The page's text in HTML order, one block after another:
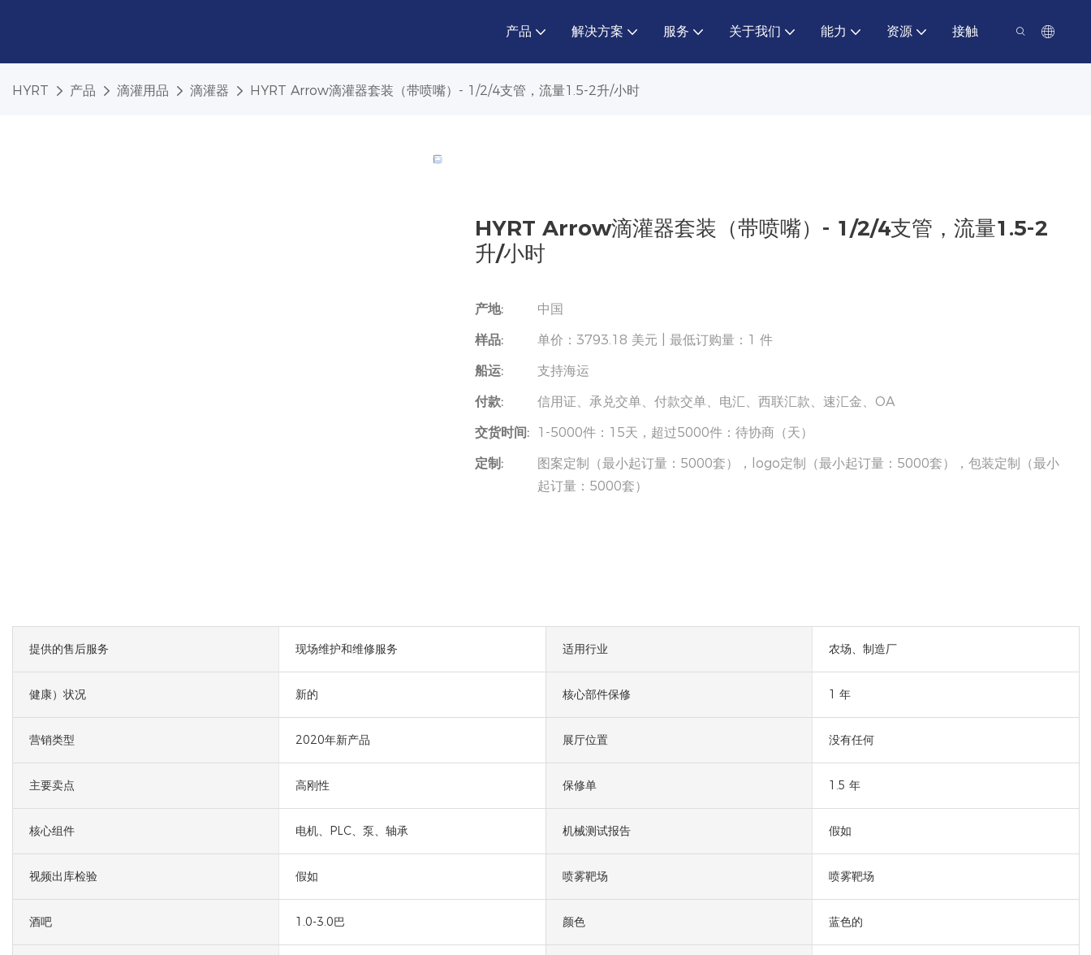
产品 解决方案 服务 关于我们 能力 资源 接触
HYRT 产品 滴灌用品 滴灌器 HYRT Arrow滴灌器套装（带喷嘴）- 1/2/4支管，流量1.5-2升/小时
HYRT Arrow滴灌器套装（带喷嘴）- 1/2/4支管，流量1.5-2
升/小时
产地:
中国
样品:
单价：3793.18 美元 | 最低订购量：1 件
船运:
支持海运
付款:
信用证、承兑交单、付款交单、电汇、西联汇款、速汇金、OA
交货时间:
1-5000件：15天，超过5000件：待协商（天）
定制:
图案定制（最小起订量：5000套），logo定制（最小起订量：5000套），包装定制（最小
起订量：5000套）
提供的售后服务 现场维护和维修服务 适用行业 农场、制造厂
健康）状况 新的 核心部件保修 1 年
营销类型 2020年新产品 展厅位置 没有任何
主要卖点 高刚性 保修单 1.5 年
核心组件 电机、PLC、泵、轴承 机械测试报告 假如
视频出库检验 假如 喷雾靶场 喷雾靶场
酒吧 1.0-3.0巴 颜色 蓝色的